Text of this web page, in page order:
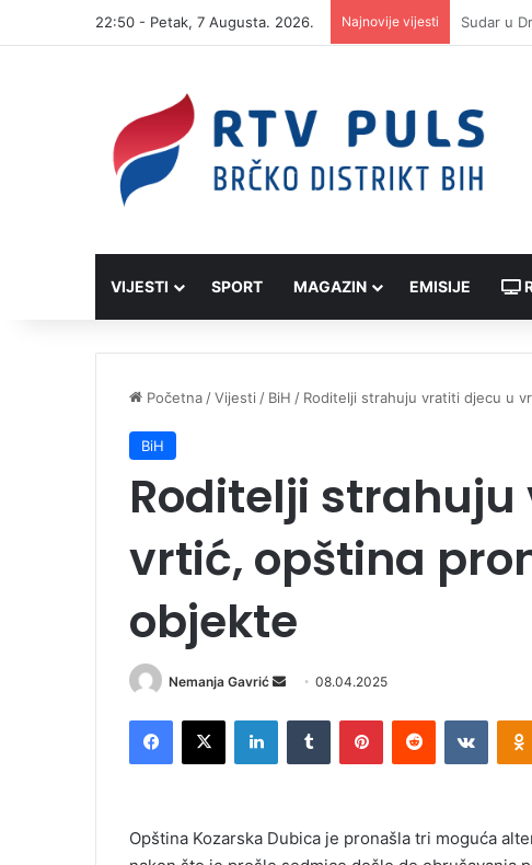
22:50 - Petak, 7 Augusta. 2026. Najnovije vijesti
VIJESTI SPORT MAGAZIN EMISIJE
Početna /Vijesti / BiH / Roditelji strahuju vratiti djecu u
BiH
Roditelji
vrtić, opština
objekte
Nemanja Gavrić
d
e
08.04.2025
Opština Kozarska Dubica je pronašla tri moguća